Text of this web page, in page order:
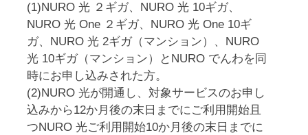
(1)NURO 光 ２ギガ、NURO 光 10ギガ、
NURO 光 One ２ギガ、NURO 光 One 10ギ
ガ、NURO 光 2ギガ（マンション）、NURO
光 10ギガ（マンション）とNURO でんわを同
時にお申し込みされた方。
(2)NURO 光が開通し、対象サービスのお申し
込みから12か月後の末日までにご利用開始且
つNURO 光ご利用開始10か月後の末日までに